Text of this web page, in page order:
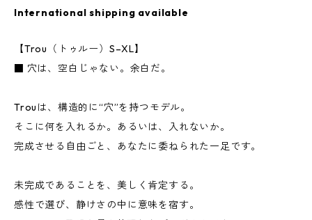
International shipping available
【Trou（トゥルー）S–XL】
■ 穴は、空白じゃない。余白だ。
Trouは、構造的に“穴”を持つモデル。
そこに何を入れるか。あるいは、入れないか。
完成させる自由ごと、あなたに委ねられた一足です。
未完成であることを、美しく肯定する。
感性で選び、静けさの中に意味を宿す。